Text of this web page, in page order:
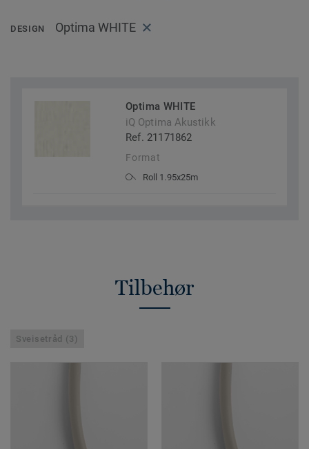
DESIGN Optima WHITE
Optima WHITE
iQ Optima Akustikk
Ref. 21171862
Format
Roll 1.95x25m
Tilbehør
Sveisetråd (3)